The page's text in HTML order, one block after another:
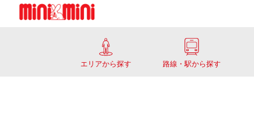
エリアから探す 路線・駅から探す